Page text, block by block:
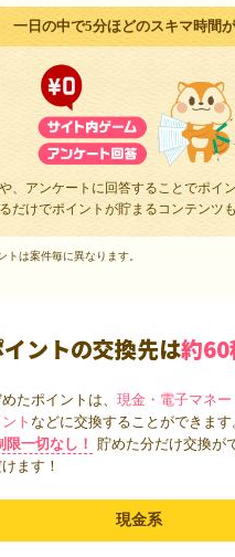
一日の中で5分ほどのスキマ時間
、アンケートに回答することでポイ
だけでポイントが貯まるコンテンツも
は案件毎に異なります。
ントの交換先は約60
たポイントは、現金・電子マネ
トなどに交換することができます
限一切なし！
貯めた分だけ交換が
ます！
現金系